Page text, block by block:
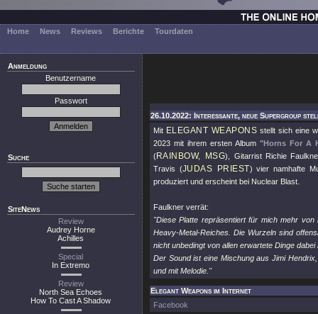
Home News Reviews Berichte Tourdaten
Anmeldung
Benutzername
Passwort
Suche
SiteNews
Review
Audrey Horne
Achilles
Special
In Extremo
Review
North Sea Echoes
How To Cast A Shadow
26.10.2022: Interessante, neue Supergroup
Mit ELEGANT WEAPONS stellt sich eine
2023 mit ihrem ersten Album"Horns For A
(RAINBOW, MSG), Gitarrist Richie
Travis (JUDAS PRIEST) vier namhafte
produziert und erscheint bei Nuclear Blast.
Faulkner verrät:
"Diese Platte repräsentiert für mich mehr
Heavy-Metal-Reiches. Die Wurzeln sind
nicht unbedingt von allen erwartete Dinge
Der Sound ist eine Mischung aus Jimi
und mit Melodie."
Elegant Weapons im Internet
Facebook